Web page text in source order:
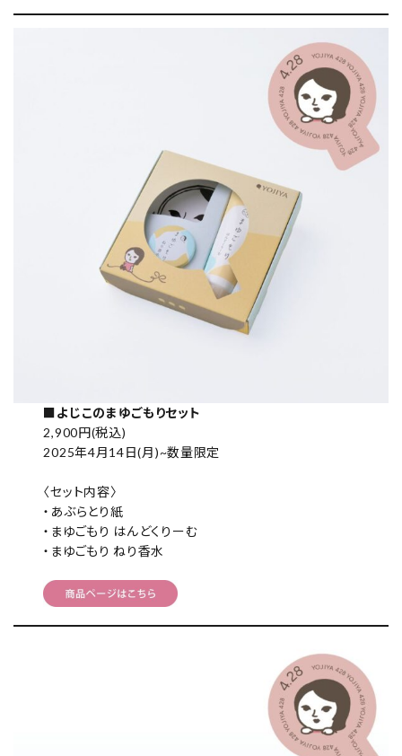
■よじこのまゆごもりセット
2,900円(税込)
2025年4月14日(月)~数量限定
〈セット内容〉
・あぶらとり紙
・まゆごもり はんどくりーむ
・まゆごもり ねり香水